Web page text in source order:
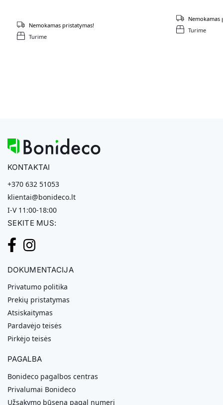
Turime
Nemokamas pristatymas!
Turime
Nemokamas
KONTAKTAI
+370 632 51053
klientai@bonideco.lt
I-V 11:00-18:00
SEKITE MUS:
DOKUMENTACIJA
Privatumo politika
Prekių pristatymas
Atsiskaitymas
Pardavėjo teisės
Pirkėjo teisės
PAGALBA
Bonideco pagalbos centras
Privalumai Bonideco
Užsakymo būsena pagal numerį